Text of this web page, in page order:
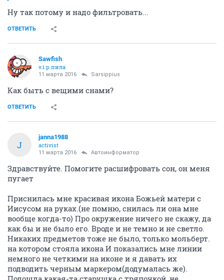
Ну так потому и надо фильтровать...
ОТВЕТИТЬ
Sawfish
v.i.p.пила
11 марта 2016 Sarsippius
Как быть с вещими снами?
ОТВЕТИТЬ
J
janna1988
activist
11 марта 2016 Автоинформатор
Здравствуйте. Помогите расшифровать сон, он меня
пугает
Приснилась мне красивая икона Божьей матери с
Иисусом на руках.(не помню, снилась ли она мне
вообще когда-то) Про окружение ничего не скажу, да
как бы и не было его. Вроде и не темно и не светло.
Никаких предметов тоже не было, только мольберт.
на котором стояла икона И показались мне линии
немного не четкими на иконе и я давать их
подводить черным маркером(додумалась же).